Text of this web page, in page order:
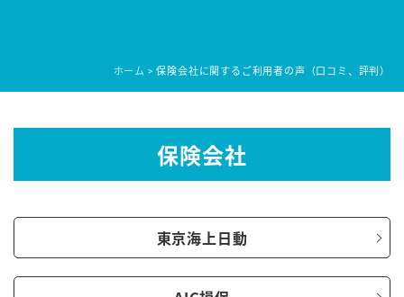
ホーム >保険会社に関するご利用者の声（口コミ、評判）
保険会社
東京海上日動